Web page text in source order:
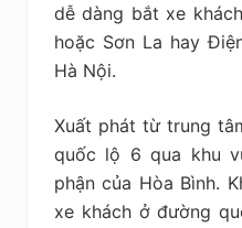
dễ dàng bắt xe
hoặc Sơn La hay
Hà Nội.
Xuất phát từ trung
quốc lộ 6 qua khu
phận của Hòa Bình.
xe khách ở đường